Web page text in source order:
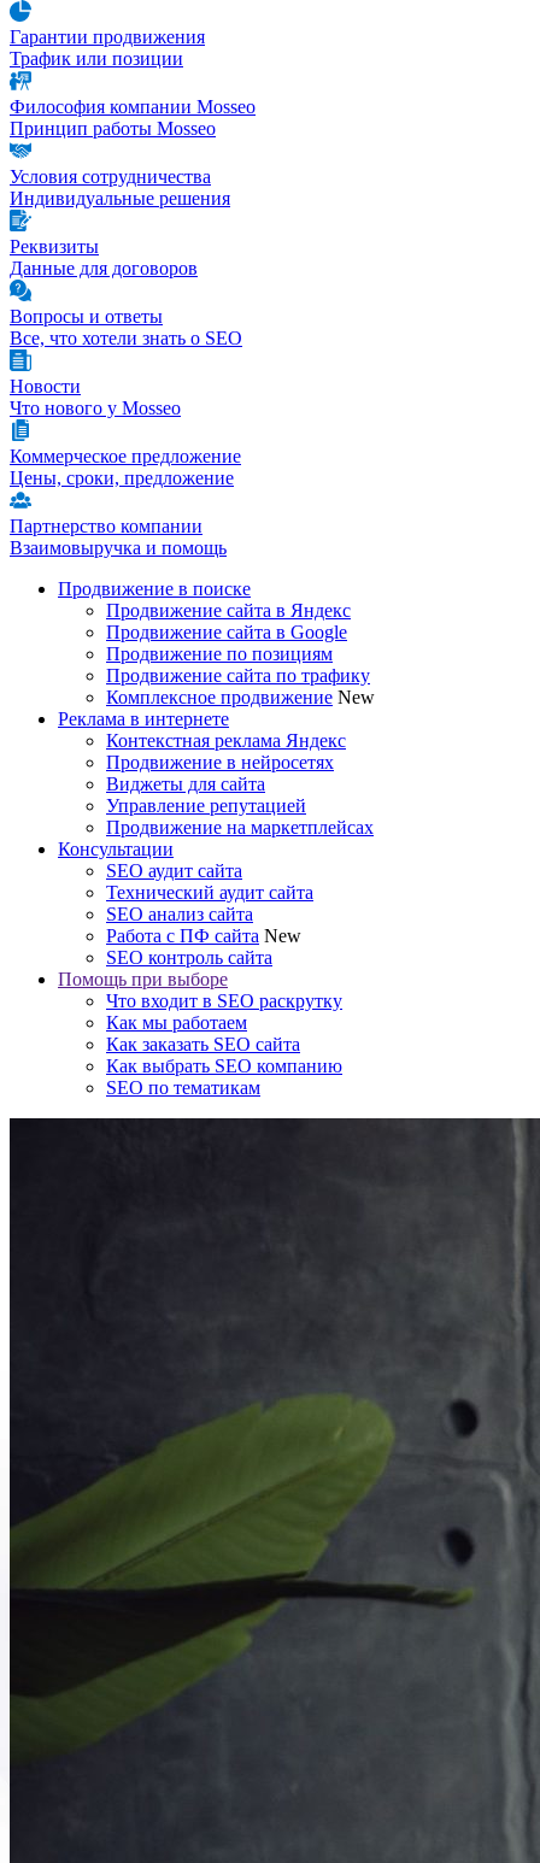
Гарантии продвижения
Трафик или позиции
Философия компании Mosseo
Принцип работы Mosseo
Условия сотрудничества
Индивидуальные решения
Реквизиты
Данные для договоров
Вопросы и ответы
Все, что хотели знать о SEO
Новости
Что нового у Mosseo
Коммерческое предложение
Цены, сроки, предложение
Партнерство компании
Взаимовыручка и помощь
Продвижение в поиске
Продвижение сайта в Яндекс
Продвижение сайта в Google
Продвижение по позициям
Продвижение сайта по трафику
Комплексное продвижение New
Реклама в интернете
Контекстная реклама Яндекс
Продвижение в нейросетях
Виджеты для сайта
Управление репутацией
Продвижение на маркетплейсах
Консультации
SEO аудит сайта
Технический аудит сайта
SEO анализ сайта
Работа с ПФ сайта New
SEO контроль сайта
Помощь при выборе
Что входит в SEO раскрутку
Как мы работаем
Как заказать SEO сайта
Как выбрать SEO компанию
SEO по тематикам